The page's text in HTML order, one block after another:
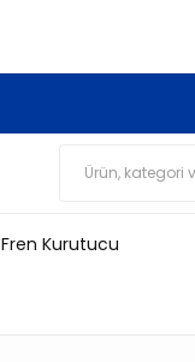
Fren Kurutucu